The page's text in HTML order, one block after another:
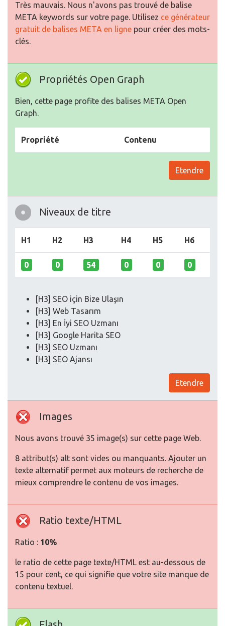
Très mauvais. Nous n'avons pas trouvé de balise
META keywords sur votre page. Utilisez ce générateur
gratuit de balises META en ligne pour créer des mots-
clés.
Propriétés Open Graph
Bien, cette page profite des balises META Open
Graph.
Propriété Contenu
Etendre
Niveaux de titre
H1 H2 H3 H4 H5 H6
0 0 54 0 0 0
[H3] SEO için Bize Ulaşın
[H3] Web Tasarım
[H3] En İyi SEO Uzmanı
[H3] Google Harita SEO
[H3] SEO Uzmanı
[H3] SEO Ajansı
Etendre
Images
Nous avons trouvé 35 image(s) sur cette page Web.
8 attribut(s) alt sont vides ou manquants. Ajouter un
texte alternatif permet aux moteurs de recherche de
mieux comprendre le contenu de vos images.
Ratio texte/HTML
Ratio : 10%
le ratio de cette page texte/HTML est au-dessous de
15 pour cent, ce qui signifie que votre site manque de
contenu textuel.